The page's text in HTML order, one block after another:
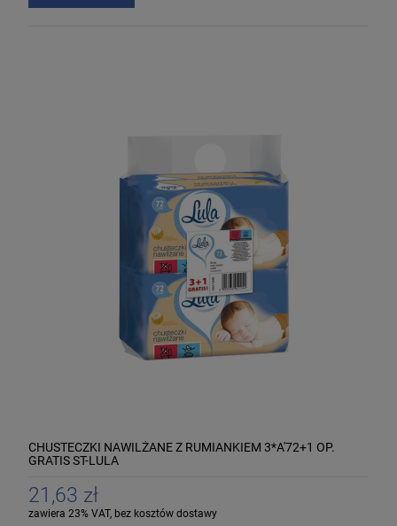
CHUSTECZKI NAWILŻANE Z RUMIANKIEM 3*A'72+1 OP.
GRATIS ST-LULA
21,63 zł
zawiera 23% VAT, bez kosztów dostawy